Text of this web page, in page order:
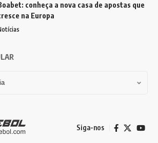
conheça a nova casa de apostas que
na Europa
Siga-nos